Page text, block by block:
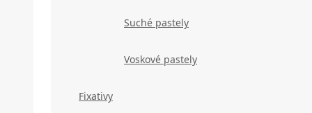
Suché pastely
Voskové pastely
Fixativy